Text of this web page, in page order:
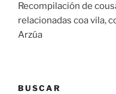
Recompilación de
relacionadas coa vila,
Arzúa
BUSCAR